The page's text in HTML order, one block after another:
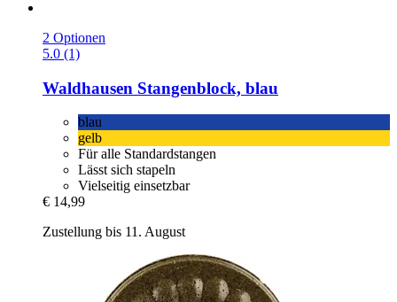
2 Optionen
5.0 (1)
Waldhausen Stangenblock, blau
blau
gelb
Für alle Standardstangen
Lässt sich stapeln
Vielseitig einsetzbar
€ 14,99
Zustellung bis 11. August